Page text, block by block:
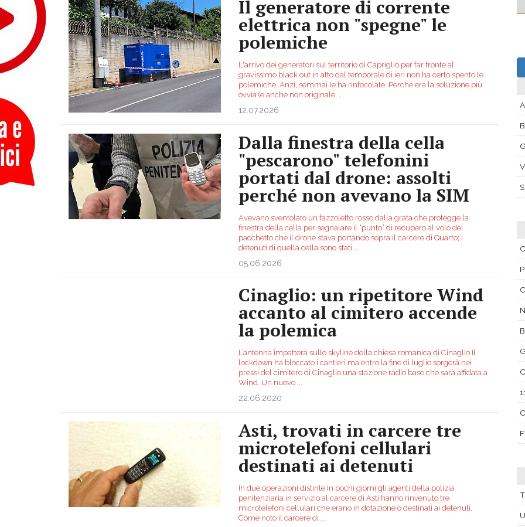
Il generatore di corrente
elettrica non "spegne" le
polemiche
L'arrivo dei generatori sul territorio di Capriglio per far fronte al
gravissimo black out in atto dal temporale di ieri non ha certo spento le
polemiche. Anzi, semmai le ha rinfocolate. Perché era la soluzione più
ovvia (e anche non originale,
12.07.2026
Dalla finestra della cella
"pescarono" telefonini
portati dal drone: assolti
perché non avevano la SIM
Avevano sventolato un fazzoletto rosso dalla grata che protegge la
finestra della cella per segnalare il “punto” di recupero al volo del
pacchetto che il drone stava portando sopra il carcere di Quarto; i
detenuti di quella cella sono stati
05.06.2026
Cinaglio: un ripetitore Wind
accanto al cimitero accende
la polemica
L’antenna impatterà sullo skyline della chiesa romanica di Cinaglio Il
lockdown ha bloccato i cantieri ma entro la fine di luglio sorgerà nei
pressi del cimitero di Cinaglio una stazione radio base che sarà affidata a
Wind. Un nuovo
22.06.2020
Asti, trovati in carcere tre
microtelefoni cellulari
destinati ai detenuti
In due operazioni distinte In pochi giorni gli agenti della polizia
penitenziaria in servizio al carcere di Asti hanno rinvenuto tre
microtelefoni cellulari che erano in dotazione o destinati ai detenuti.
Come noto il carcere di